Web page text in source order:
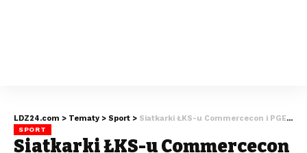
LDZ24.com > Tematy > Sport > Siatkarki ŁKS-u Commercecon i PGE Grot Budowlanych na mistrzostwach świata. Zdradził je Instagram
SPORT
Siatkarki ŁKS-u Commercecon